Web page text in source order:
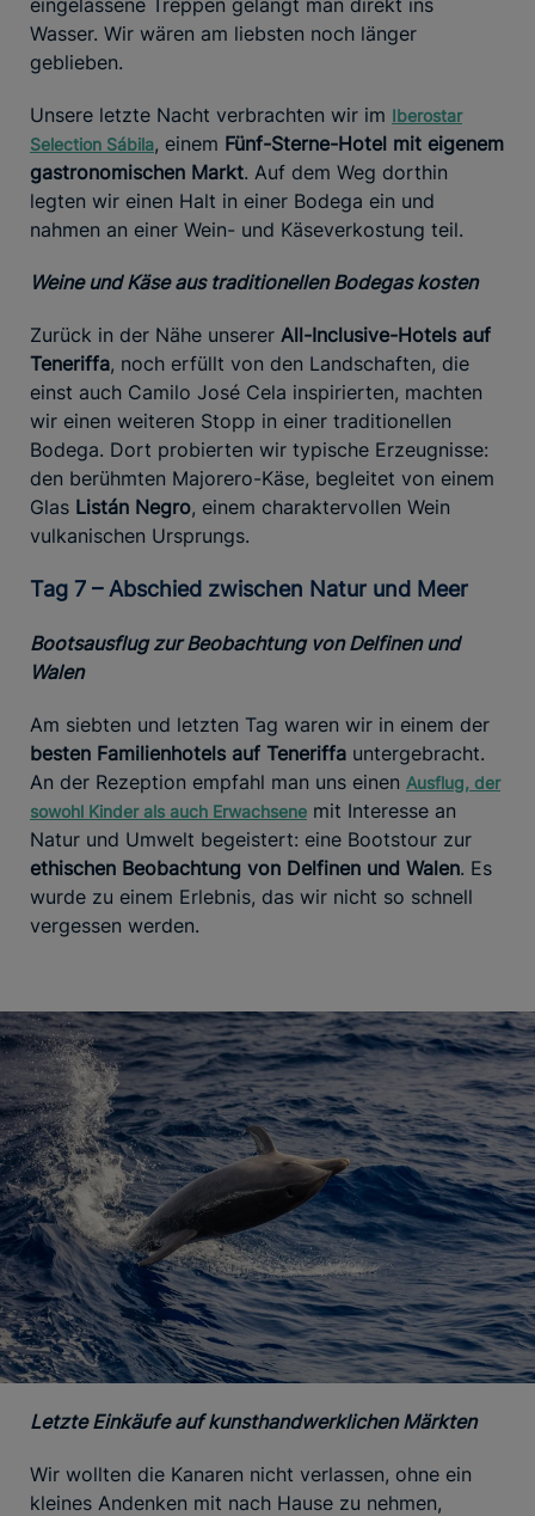
Wasser. Wir wären am liebsten noch länger
geblieben.
Unsere letzte Nacht verbrachten wir im Iberostar
Selection Sábila, einem Fünf-Sterne-Hotel mit eigenem
gastronomischen Markt. Auf dem Weg dorthin
legten wir einen Halt in einer Bodega ein und
nahmen an einer Wein- und Käseverkostung teil.
Weine und Käse aus traditionellen Bodegas kosten
Zurück in der Nähe unserer All-Inclusive-Hotels auf
Teneriffa, noch erfüllt von den Landschaften, die
einst auch Camilo José Cela inspirierten, machten
wir einen weiteren Stopp in einer traditionellen
Bodega. Dort probierten wir typische Erzeugnisse:
den berühmten Majorero-Käse, begleitet von einem
Glas Listán Negro, einem charaktervollen Wein
vulkanischen Ursprungs.
Tag 7 – Abschied zwischen Natur und Meer
Bootsausflug zur Beobachtung von Delfinen und
Walen
Am siebten und letzten Tag waren wir in einem der
besten Familienhotels auf Teneriffa untergebracht.
An der Rezeption empfahl man uns einen Ausflug, der
sowohl Kinder als auch Erwachsene mit Interesse an
Natur und Umwelt begeistert: eine Bootstour zur
ethischen Beobachtung von Delfinen und Walen. Es
wurde zu einem Erlebnis, das wir nicht so schnell
vergessen werden.
Letzte Einkäufe auf kunsthandwerklichen Märkten
Wir wollten die Kanaren nicht verlassen, ohne ein
kleines Andenken mit nach Hause zu nehmen,